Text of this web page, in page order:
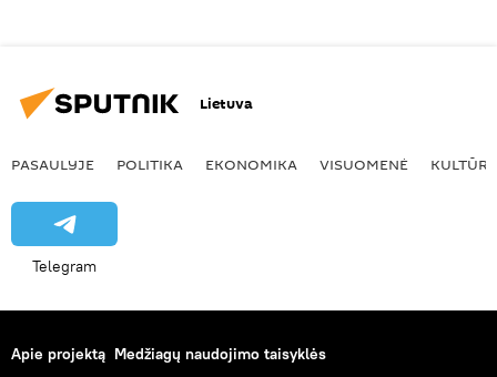
Lietuva
PASAULYJE POLITIKA EKONOMIKA VISUOMENĖ KULTŪRA
Telegram
Apie projektą Medžiagų naudojimo taisyklės